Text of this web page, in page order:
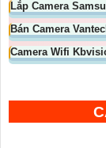
Lắp Camera
Bán Camera
Camera Wifi